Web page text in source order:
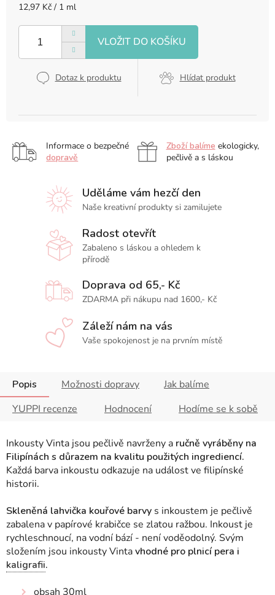
Měrná
12,97 Kč / 1 ml
Dotaz k produktu Hlídat produkt
Informace o bezpečné
dopravě
Zboží balíme ekologicky,
pečlivě a s láskou
Uděláme vám hezčí den
Naše kreativní produkty si zamilujete
Radost otevřít
Zabaleno s láskou a ohledem k
přírodě
Doprava od 65,- Kč
ZDARMA při nákupu nad 1600,- Kč
Záleží nám na vás
Vaše spokojenost je na prvním místě
Popis Možnosti dopravy
Jak balíme
YUPPI recenze
Hodnocení Hodíme se k sobě
Inkousty Vinta jsou pečlivě navrženy a ručně vyráběny na
Filipínách s důrazem na kvalitu použitých ingrediencí.
Každá barva inkoustu odkazuje na událost ve filipínské
historii.
Skleněná lahvička kouřové barvy s inkoustem je pečlivě
zabalena v papírové krabičce se zlatou ražbou. Inkoust je
rychleschnoucí, na vodní bází - není voděodolný. Svým
složením jsou inkousty Vintavhodné pro plnicí pera i
kaligrafii.
obsah 30ml